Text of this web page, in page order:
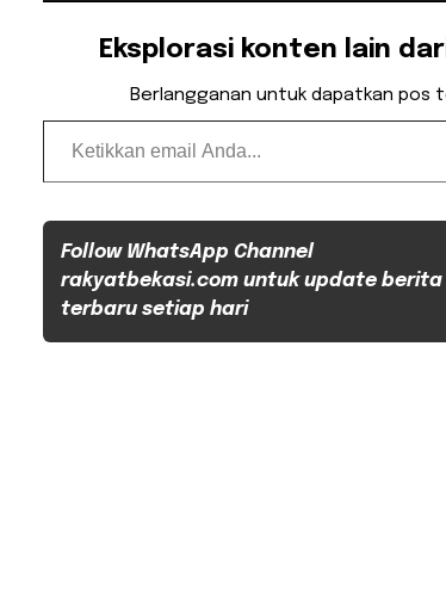
Eksplorasi konten lain
Berlangganan untuk dapatkan pos
Ketikkan email Anda...
Follow WhatsApp Channel
rakyatbekasi.com untuk update berita
terbaru setiap hari